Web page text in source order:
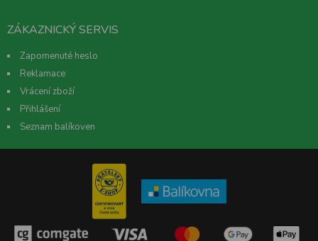
ZÁKAZNICKÝ SERVIS
Zapomenuté heslo
Reklamace
Vrácení zboží
Přihlášení
Seznam balíkoven